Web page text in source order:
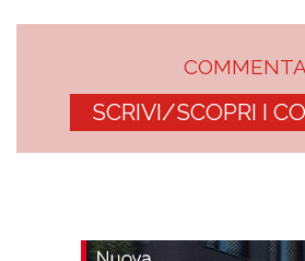
COMMENTA
SCRIVI/SCOPRI I